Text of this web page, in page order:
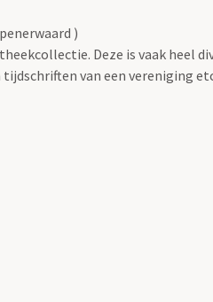
)
Deze is vaak heel
van een vereniging